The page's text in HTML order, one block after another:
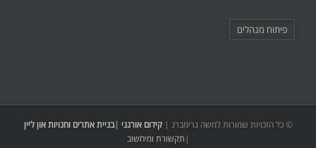
פיתוח מנהלים
© כל הזכויות שמורות למשה גרימברג | קידום אורגני |בניית אתרים וחנויות און ליין
| תקשורת ומיחשוב